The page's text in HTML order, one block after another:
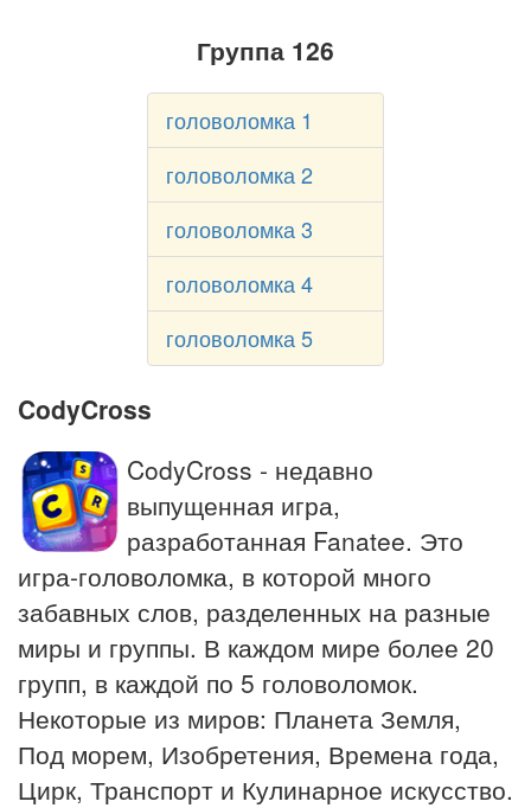
Группа 126
головоломка 1
головоломка 2
головоломка 3
головоломка 4
головоломка 5
CodyCross
CodyCross - недавно
выпущенная игра,
разработанная Fanatee. Это
игра-головоломка, в которой много
забавных слов, разделенных на разные
миры и группы. В каждом мире более 20
групп, в каждой по 5 головоломок.
Некоторые из миров: Планета Земля,
Под морем, Изобретения, Времена года,
Цирк, Транспорт и Кулинарное искусство.